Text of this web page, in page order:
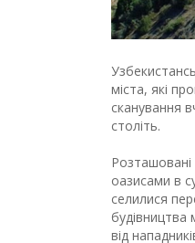
міста, які
сканування
століть.
оазисами в
селилися
будівництва
від